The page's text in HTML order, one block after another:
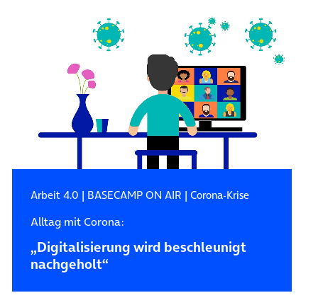
Arbeit 4.0 | BASECAMP ON AIR | Corona-Krise
Alltag mit Corona:
„Digitalisierung wird beschleunigt
nachgeholt“